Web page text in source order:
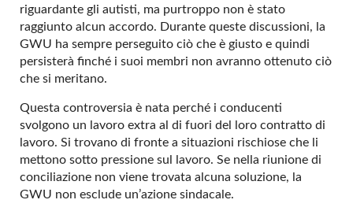
riguardante gli autisti, ma purtroppo non è stato
raggiunto alcun accordo. Durante queste discussioni, la
GWU ha sempre perseguito ciò che è giusto e quindi
persisterà finché i suoi membri non avranno ottenuto ciò
che si meritano.
Questa controversia è nata perché i conducenti
svolgono un lavoro extra al di fuori del loro contratto di
lavoro. Si trovano di fronte a situazioni rischiose che li
mettono sotto pressione sul lavoro. Se nella riunione di
conciliazione non viene trovata alcuna soluzione, la
GWU non esclude un’azione sindacale.